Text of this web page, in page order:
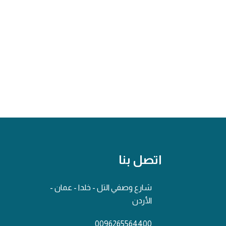
اتصل بنا
شارع وصفي التل - خلدا - عمان -
الأردن
0096265564400